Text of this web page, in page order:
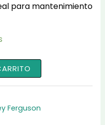
para mantenimiento
Ferguson